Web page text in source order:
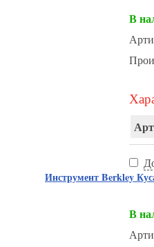
В
Инструмент Berkley
В